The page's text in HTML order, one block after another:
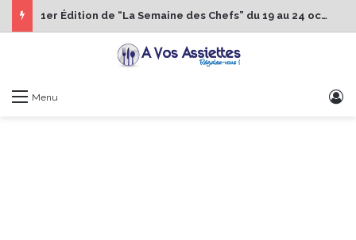
1er Édition de “La Semaine des Chefs” du 19 au 24 octobre 2026
Menu